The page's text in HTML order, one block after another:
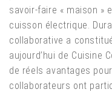
savoir-faire « maison »
cuisson électrique.
collaborative a
aujourd’hui de Cuisine
de réels avantages
collaborateurs ont